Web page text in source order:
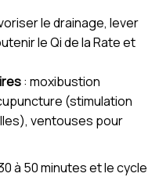
le drainage, lever
le Qi de la Rate et
: moxibustion
(stimulation
ventouses pour
à 50 minutes et le cycle